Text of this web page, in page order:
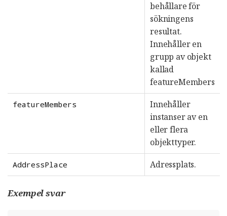
behållare för
sökningens
resultat.
Innehåller en
grupp av objekt
kallad
featureMembers
featureMembers
Innehåller
instanser av en
eller flera
objekttyper.
AddressPlace Adressplats.
Exempel svar